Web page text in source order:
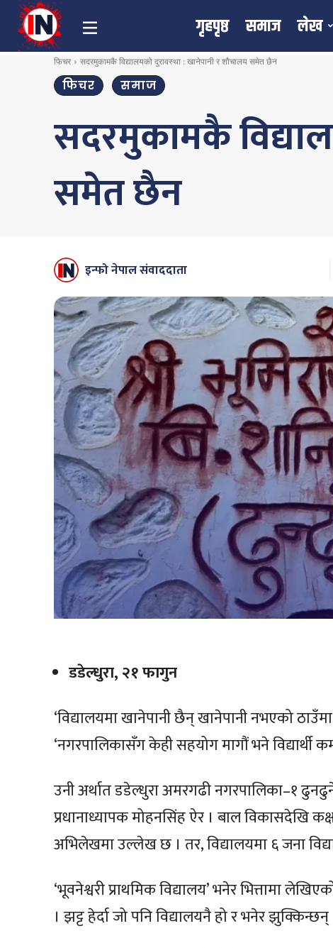
गृहपृष्ठ समाज लेख
फिचर सदरमुकामकै विद्यालयको दुरावस्था : खानेपानी र शौचालय समेत छैन
फिचर समाज
सदरमुकामकै
समेत छैन
इन्फो नेपाल संवाददाता
डडेल्धुरा, २१ फागुन
‘विद्यालयमा खानेपानी छैन् खानेपानी नभएको
‘नगरपालिकासँग केही सहयोग मागौं भने
उनी अर्थात डडेल्धुरा अमरगढी नगरपालिका–१
प्रधानाध्यापक मोहनसिंह ऐर । बाल विकासदेखि
अभिलेखमा उल्लेख छ । तर, विद्यालयमा ६ जना
‘भूवनेश्वरी प्राथमिक विद्यालय’ भनेर भित्तामा
। झट्ट हेर्दा जो पनि विद्यालयनै हो र भनेर झुक्किन्छन्